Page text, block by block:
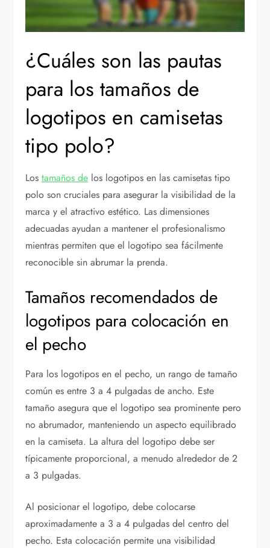
¿Cuáles son las pautas
para los tamaños de
logotipos en camisetas
tipo polo?
Lostamaños de los logotipos en las camisetas tipo
polo son cruciales para asegurar la visibilidad de la
marca y el atractivo estético. Las dimensiones
adecuadas ayudan a mantener el profesionalismo
mientras permiten que el logotipo sea fácilmente
reconocible sin abrumar la prenda.
Tamaños recomendados de
logotipos para colocación en
el pecho
Para los logotipos en el pecho, un rango de tamaño
común es entre 3 a 4 pulgadas de ancho. Este
tamaño asegura que el logotipo sea prominente pero
no abrumador, manteniendo un aspecto equilibrado
en la camiseta. La altura del logotipo debe ser
típicamente proporcional, a menudo alrededor de 2
a 3 pulgadas.
Al posicionar el logotipo, debe colocarse
aproximadamente a 3 a 4 pulgadas del centro del
pecho. Esta colocación permite una visibilidad